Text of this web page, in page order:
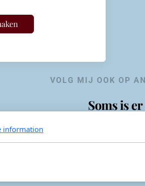
VOLG MIJ OOK OP
Soms is
information